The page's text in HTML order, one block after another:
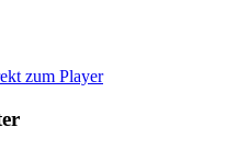
zum Player